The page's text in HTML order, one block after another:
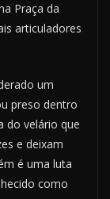
Praça da
articuladores
um
preso dentro
do velário que
e deixam
é uma luta
como